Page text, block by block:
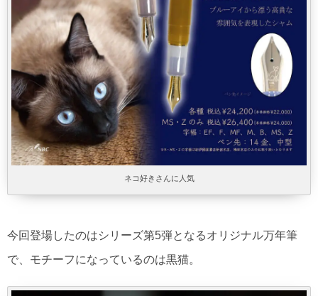
ネコ好きさんに人気
今回登場したのはシリーズ第5弾となるオリジナル万年筆
で、モチーフになっているのは黒猫。